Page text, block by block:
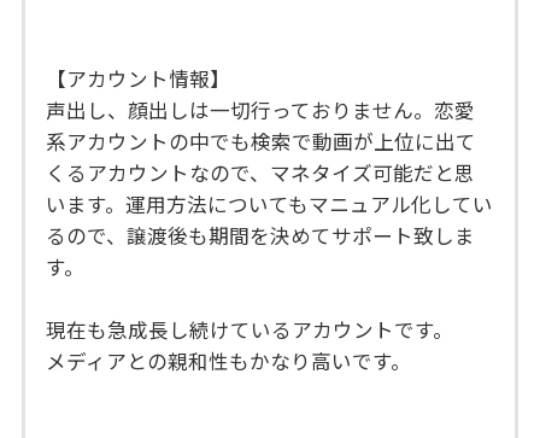
【アカウント情報】
声出し、顔出しは一切行っておりません。恋愛
系アカウントの中でも検索で動画が上位に出て
くるアカウントなので、マネタイズ可能だと思
います。運用方法についてもマニュアル化してい
るので、譲渡後も期間を決めてサポート致しま
す。
現在も急成長し続けているアカウントです。
メディアとの親和性もかなり高いです。